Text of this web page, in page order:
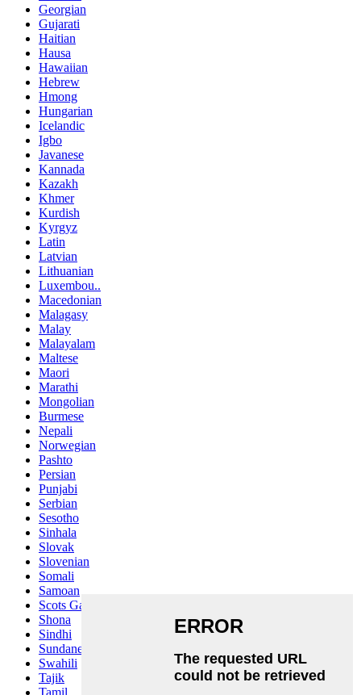
Georgian
Gujarati
Haitian
Hausa
Hawaiian
Hebrew
Hmong
Hungarian
Icelandic
Igbo
Javanese
Kannada
Kazakh
Khmer
Kurdish
Kyrgyz
Latin
Latvian
Lithuanian
Luxembou..
Macedonian
Malagasy
Malay
Malayalam
Maltese
Maori
Marathi
Mongolian
Burmese
Nepali
Norwegian
Pashto
Persian
Punjabi
Serbian
Sesotho
Sinhala
Slovak
Slovenian
Somali
Samoan
Scots Gaelic
Shona
Sindhi
Sundanese
Swahili
Tajik
Tamil